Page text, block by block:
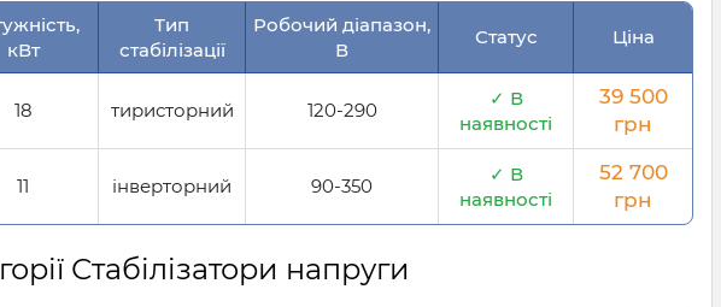
кВт
Тип
стабілізації
Робочий діапазон,
В
Статус Ціна
18 тиристорний 120-290
✓ В
наявності
39 500
грн
11 інверторний 90-350
✓ В
наявності
52 700
грн
Стабілізатори напруги